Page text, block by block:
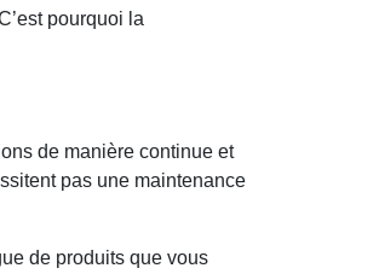
pourquoi la
de manière continue et
pas une maintenance
de produits que vous